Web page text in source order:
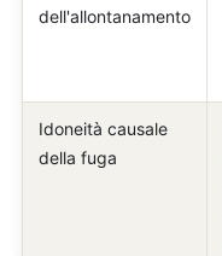
dell'allontanamento
Idoneità causale
della fuga